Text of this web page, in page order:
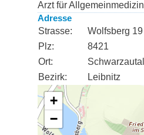
Arzt für Allgemeinmedizin
Adresse
Strasse:
Wolfsberg 19
Plz:
8421
Ort:
Schwarzautal
Bezirk:
Leibnitz